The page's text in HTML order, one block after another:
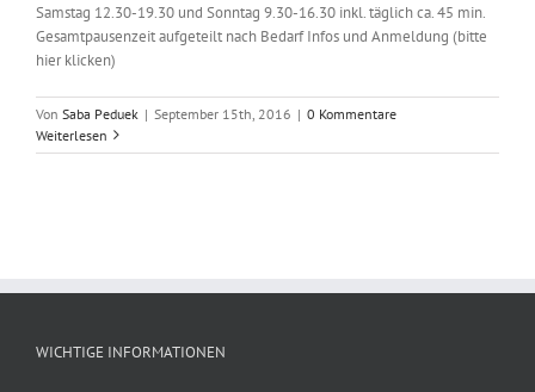
Samstag 12.30-19.30 und Sonntag 9.30-16.30 inkl. täglich ca. 45 min.
Gesamtpausenzeit aufgeteilt nach Bedarf Infos und Anmeldung (bitte
hier klicken)
Von Saba Peduek | September 15th, 2016 | 0 Kommentare
Weiterlesen
WICHTIGE INFORMATIONEN